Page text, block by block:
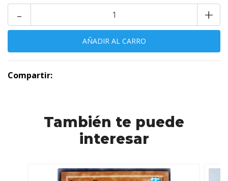
+
-
Compartir:
También te puede
interesar